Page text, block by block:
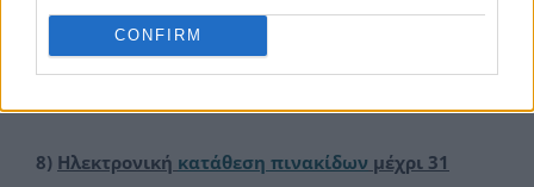
CONFIRM
την καταβολή της δόσης του μηνός Δεκεμβρίου 2020, η
οποία πρέπει να πραγματοποιηθεί μέχρι την τελευταία
8) Ηλεκτρονική κατάθεση πινακίδων μέχρι 31